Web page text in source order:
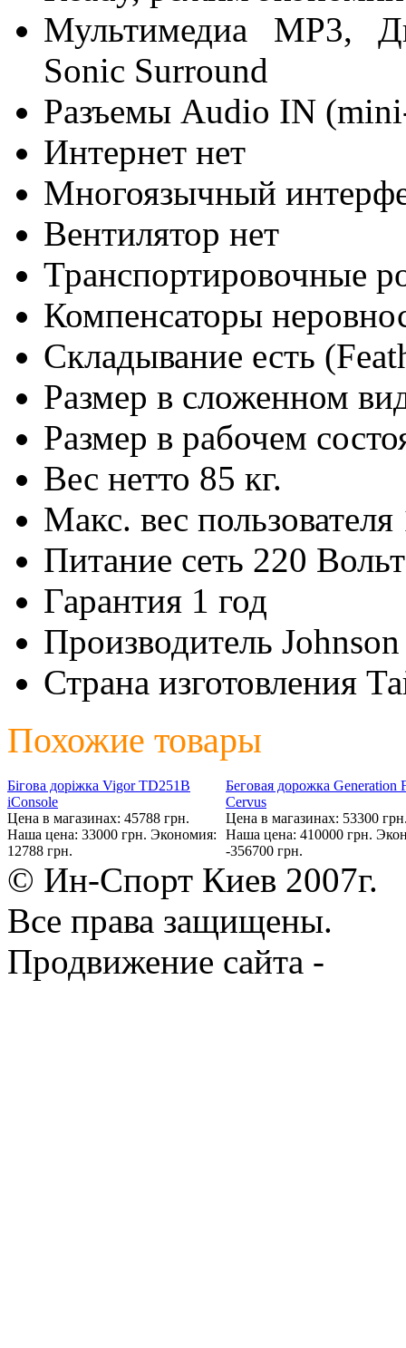
Мультимедиа
MP3,
Sonic Surround
Разъемы Audio IN
Интернет нет
Многоязычный
Вентилятор нет
Транспортировочные
Компенсаторы
Складывание есть
Размер в сложенном
Размер в рабочем
Вес нетто 85 кг.
Макс. вес пользователя
Питание сеть 220 Вольт
Гарантия 1 год
Производитель
Страна изготовления
Похожие товары
Бігова доріжка Vigor TD251B
iConsole
Цена в магазинах: 45788 грн.
Наша цена: 33000 грн. Экономия:
12788 грн.
Беговая дорожка Generation
Cervus
Цена в магазинах: 53300
Наша цена: 410000 грн.
-356700 грн.
© Ин-Спорт Киев 2007г.
Все права защищены.
Продвижение сайта -